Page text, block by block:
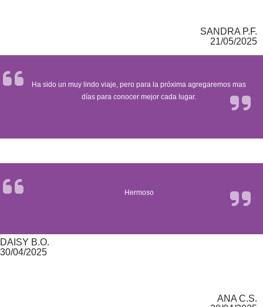
SANDRA P.F.
21/05/2025
Ha sido un muy lindo viaje, pero para la próxima agregaremos mas
días para conocer mejor cada lugar.
Hermoso
DAISY B.O.
30/04/2025
ANA C.S.